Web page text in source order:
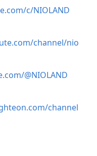
c/NIOLAND
channel/nio
@NIOLAND
channel